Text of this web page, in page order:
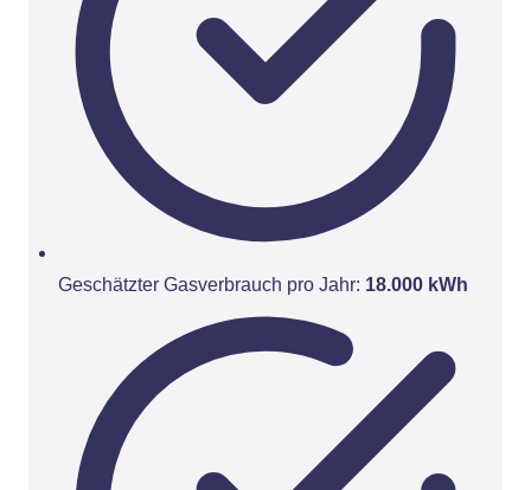
Geschätzter Gasverbrauch pro Jahr: 18.000 kWh